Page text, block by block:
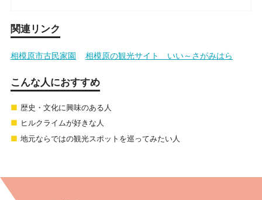
関連リンク
相模原市古民家園 相模原の観光サイト いい～さがみはら
こんな人におすすめ
歴史・文化に興味のある人
ヒルクライムが好きな人
地元ならではの観光スポットを巡ってみたい人